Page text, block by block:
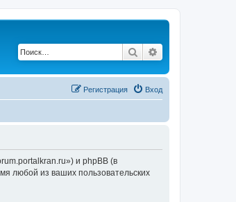
Поиск
Вход
Регистрация
и phpBB (в
любой из ваших пользовательских